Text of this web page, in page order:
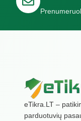
eTikra.LT –
parduotuvių